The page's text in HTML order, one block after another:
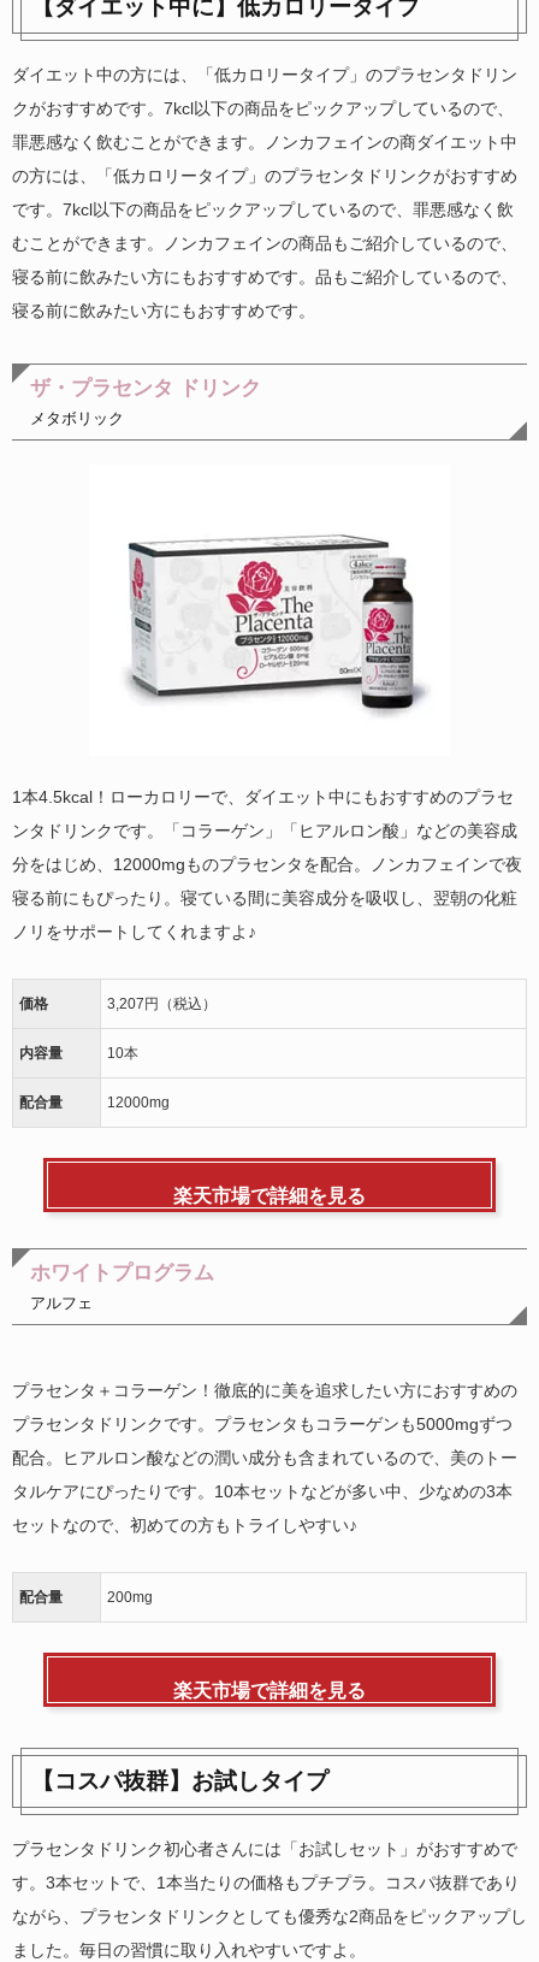
【ダイエット中に】低カロリータイプ
ダイエット中の方には、「低カロリータイプ」のプラセンタドリン
クがおすすめです。7kcl以下の商品をピックアップしているので、
罪悪感なく飲むことができます。ノンカフェインの商ダイエット中
の方には、「低カロリータイプ」のプラセンタドリンクがおすすめ
です。7kcl以下の商品をピックアップしているので、罪悪感なく飲
むことができます。ノンカフェインの商品もご紹介しているので、
寝る前に飲みたい方にもおすすめです。品もご紹介しているので、
寝る前に飲みたい方にもおすすめです。
ザ・プラセンタ ドリンク
メタボリック
1本4.5kcal！ローカロリーで、ダイエット中にもおすすめのプラセ
ンタドリンクです。「コラーゲン」「ヒアルロン酸」などの美容成
分をはじめ、12000mgものプラセンタを配合。ノンカフェインで夜
寝る前にもぴったり。寝ている間に美容成分を吸収し、翌朝の化粧
ノリをサポートしてくれますよ♪
価格 3,207円（税込）
内容量 10本
配合量 12000mg
楽天市場で詳細を見る
ホワイトプログラム
アルフェ
プラセンタ＋コラーゲン！徹底的に美を追求したい方におすすめの
プラセンタドリンクです。プラセンタもコラーゲンも5000mgずつ
配合。ヒアルロン酸などの潤い成分も含まれているので、美のトー
タルケアにぴったりです。10本セットなどが多い中、少なめの3本
セットなので、初めての方もトライしやすい♪
配合量 200mg
楽天市場で詳細を見る
【コスパ抜群】お試しタイプ
プラセンタドリンク初心者さんには「お試しセット」がおすすめで
す。3本セットで、1本当たりの価格もプチプラ。コスパ抜群であり
ながら、プラセンタドリンクとしても優秀な2商品をピックアップし
ました。毎日の習慣に取り入れやすいですよ。